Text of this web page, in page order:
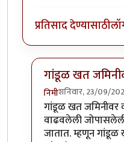
प्रतिसाद देण्यासाठी
गांडूळ खत
निमीशनिवार, 23/09/
In reply toशेतकरी
गांडूळ खत
वाढवलेली
जातात. म्हणून